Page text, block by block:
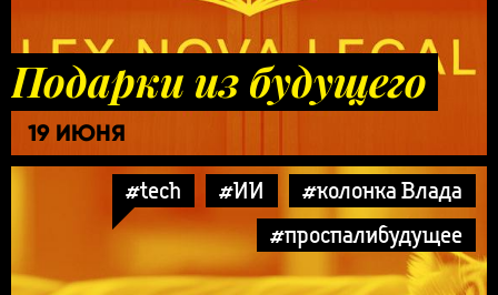
Подарки из будущего
19 ИЮНЯ
#tech #ИИ
#колонка Влада
#проспалибудущее